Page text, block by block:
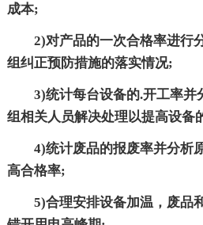
成本;
2)对产品的一次合格率进行
组纠正预防措施的落实情况;
3)统计每台设备的.开工率并
组相关人员解决处理以提高设备
4)统计废品的报废率并分析
高合格率;
5)合理安排设备加温，废品和